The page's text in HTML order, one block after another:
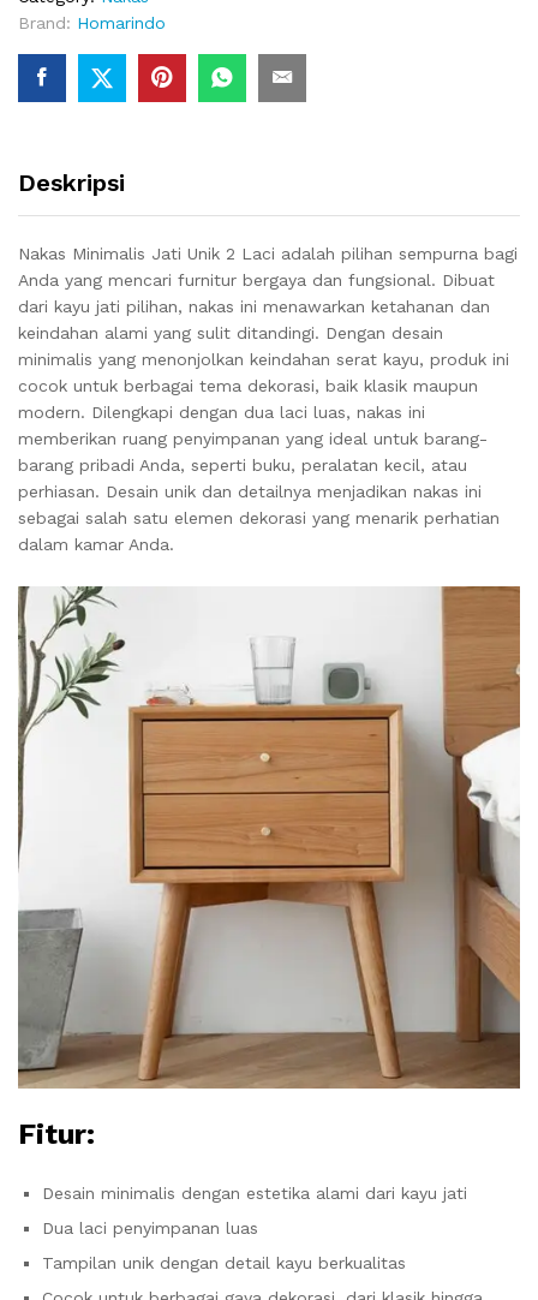
Brand: Homarindo
Deskripsi
Nakas Minimalis Jati Unik 2 Laci adalah pilihan sempurna bagi
Anda yang mencari furnitur bergaya dan fungsional. Dibuat
dari kayu jati pilihan, nakas ini menawarkan ketahanan dan
keindahan alami yang sulit ditandingi. Dengan desain
minimalis yang menonjolkan keindahan serat kayu, produk ini
cocok untuk berbagai tema dekorasi, baik klasik maupun
modern. Dilengkapi dengan dua laci luas, nakas ini
memberikan ruang penyimpanan yang ideal untuk barang-
barang pribadi Anda, seperti buku, peralatan kecil, atau
perhiasan. Desain unik dan detailnya menjadikan nakas ini
sebagai salah satu elemen dekorasi yang menarik perhatian
dalam kamar Anda.
Fitur:
Desain minimalis dengan estetika alami dari kayu jati
Dua laci penyimpanan luas
Tampilan unik dengan detail kayu berkualitas